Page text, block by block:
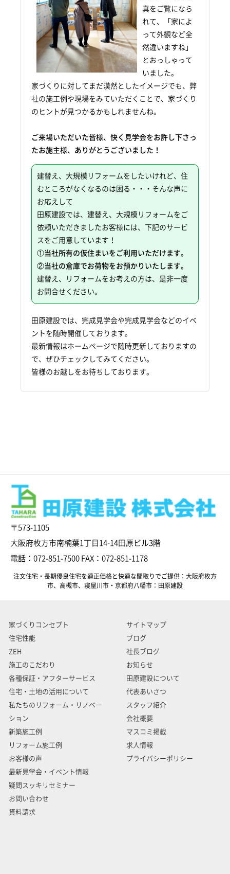
真をご覧になら
れて、「家によ
って外観など全
然違いますね」
とおっしゃって
いました。
家づくりに対してまだ漠然としたイメージでも、弊
社の施工例や現場をみていただくことで、家づくり
のヒントが見つかるかもしれませんね。
ご来場いただいた皆様、快く見学会をお許し下さっ
たお施主様、ありがとうございました！
建替え、大規模リフォームをしたいけれど、住
むところがなくなるのは困る・・・そんな声に
お応えして
田原建設では、建替え、大規模リフォームをご
依頼いただきましたお客様には、下記のサービ
スをご用意しています！
①当社所有の仮住まいをご利用いただけます。
②当社の倉庫でお荷物をお預かりいたします。
建替え、リフォームをお考えの方は、是非一度
お問合せください。
田原建設では、完成見学会や完成見学会などのイベ
ントを随時開催しております。
最新情報はホームページで随時更新しておりますの
で、ぜひチェックしてみてください。
皆様のお越しをお待ちしております。
〒573-1105
大阪府枚方市南楠葉1丁目14-14田原ビル3階
電話：072-851-7500 FAX：072-851-1178
注文住宅・長期優良住宅を適正価格と快適な間取りでご提供：大阪府枚方
市、高槻市、寝屋川市・京都府八幡市：田原建設
家づくりコンセプト
住宅性能
ZEH
施工のこだわり
各種保証・アフターサービス
住宅・土地の活用について
私たちのリフォーム・リノベー
ション
新築施工例
リフォーム施工例
お客様の声
最新見学会・イベント情報
疑問スッキリセミナー
お問い合わせ
資料請求
サイトマップ
ブログ
社長ブログ
お知らせ
田原建設について
代表あいさつ
スタッフ紹介
会社概要
マスコミ掲載
求人情報
プライバシーポリシー